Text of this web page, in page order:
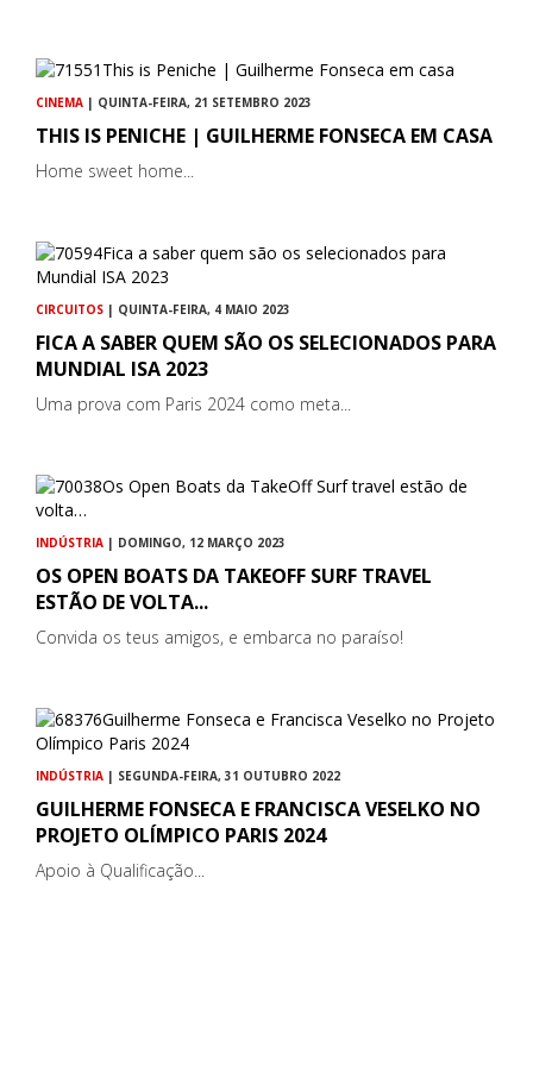
CINEMA | QUINTA-FEIRA, 21 SETEMBRO 2023
THIS IS PENICHE | GUILHERME FONSECA EM CASA
Home sweet home...
CIRCUITOS | QUINTA-FEIRA, 4 MAIO 2023
FICA A SABER QUEM SÃO OS SELECIONADOS PARA
MUNDIAL ISA 2023
Uma prova com Paris 2024 como meta...
INDÚSTRIA | DOMINGO, 12 MARÇO 2023
OS OPEN BOATS DA TAKEOFF SURF TRAVEL
ESTÃO DE VOLTA...
Convida os teus amigos, e embarca no paraíso!
INDÚSTRIA | SEGUNDA-FEIRA, 31 OUTUBRO 2022
GUILHERME FONSECA E FRANCISCA VESELKO NO
PROJETO OLÍMPICO PARIS 2024
Apoio à Qualificação...